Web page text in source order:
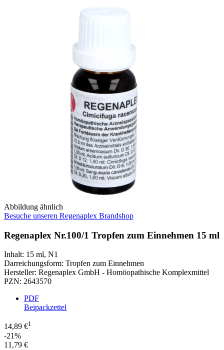
Abbildung ähnlich
Besuche unseren Regenaplex Brandshop
Regenaplex Nr.100/1 Tropfen zum Einnehmen 15 ml
Inhalt: 15 ml, N1
Darreichungsform: Tropfen zum Einnehmen
Hersteller: Regenaplex GmbH - Homöopathische Komplexmittel
PZN: 2643570
PDF
Beipackzettel
14,89 €1
-21%
11,79 €